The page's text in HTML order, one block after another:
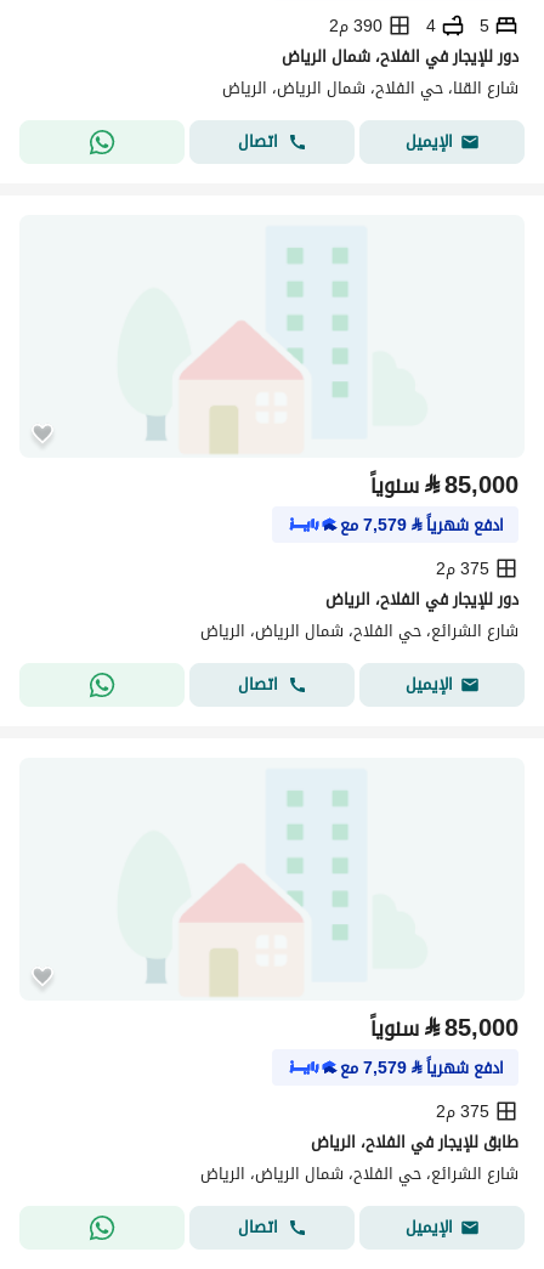
5
4
390 م2
دور للإيجار في الفلاح، شمال الرياض
شارع القنا، حي الفلاح، شمال الرياض، الرياض
الإيميل
اتصال
⃁85,000 سنوياً
ادفع شهرياً⃁
7,579مع
375 م2
دور للإيجار في الفلاح، الرياض
شارع الشرائع، حي الفلاح، شمال الرياض، الرياض
الإيميل
اتصال
⃁85,000 سنوياً
ادفع شهرياً⃁
7,579مع
375 م2
طابق للإيجار في الفلاح، الرياض
شارع الشرائع، حي الفلاح، شمال الرياض، الرياض
الإيميل
اتصال